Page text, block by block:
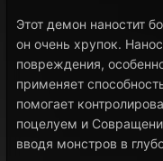
Этот демон наностит
он очень хрупок.
повреждения,
применяет
помогает
поцелуем и
вводя монстров в